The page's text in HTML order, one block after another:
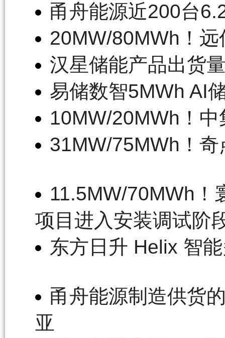
甬舟能源近200台
20MW/80MWh！
汉星储能产品出货
易储数智5MWh AI
10MW/20MWh！
31MW/75MWh！
11.5MW/70MWh！
项目进入安装调试阶
东方日升 Helix 智
甬舟能源制造供货
亚